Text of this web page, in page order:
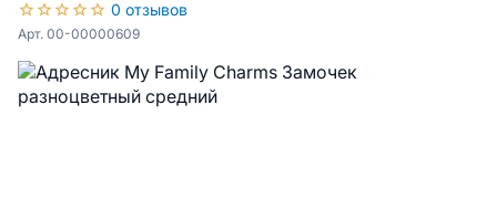
0 отзывов
Арт. 00-00000609